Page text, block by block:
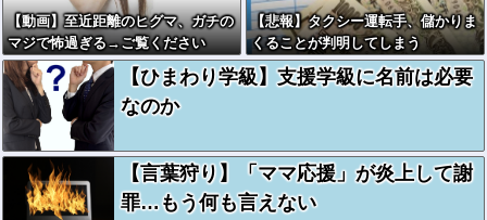
【動画】至近距離のヒグマ、ガチの
マジで怖過ぎる→ご覧ください
【悲報】タクシー運転手、儲かりま
くることが判明してしまう
【ひまわり学級】支援学級に名前は必要
なのか
【言葉狩り】「ママ応援」が炎上して謝
罪…もう何も言えない